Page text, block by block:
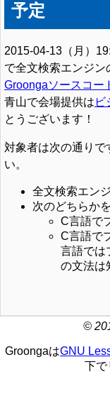
予定
2015-04-13（月）
で全文検索エンジン
Groongaソースコー
青山で会場提供は ビ
とうございます！
対象者は次の通りで
い。
全文検索エン
次のどちらか
C言語で
C言語で
言語では
の文法は
©
GroongaはGNU
下で